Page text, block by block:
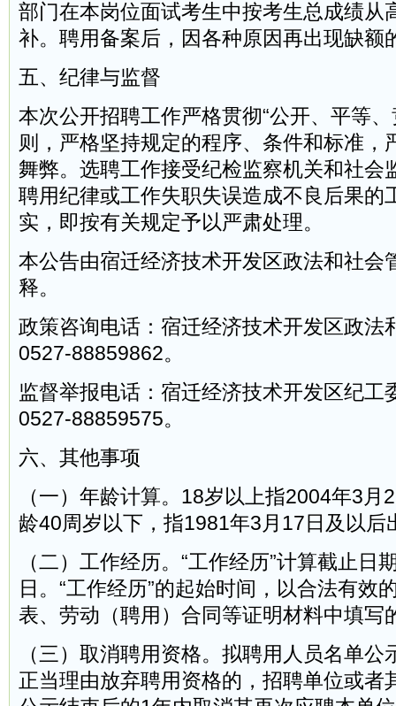
部门在本岗位面试考生中按考生总成绩从
补。聘用备案后，因各种原因再出现缺额
五、纪律与监督
本次公开招聘工作严格贯彻“公开、平等
则，严格坚持规定的程序、条件和标准，
舞弊。选聘工作接受纪检监察机关和社会
聘用纪律或工作失职失误造成不良后果的
实，即按有关规定予以严肃处理。
本公告由宿迁经济技术开发区政法和社会
释。
政策咨询电话：宿迁经济技术开发区政
0527-88859862。
监督举报电话：宿迁经济技术开发区纪工
0527-88859575。
六、其他事项
（一）年龄计算。18岁以上指2004年3月
龄40周岁以下，指1981年3月17日及以后
（二）工作经历。“工作经历”计算截止日
日。“工作经历”的起始时间，以合法有效
表、劳动（聘用）合同等证明材料中填写
（三）取消聘用资格。拟聘用人员名单
正当理由放弃聘用资格的，招聘单位或者